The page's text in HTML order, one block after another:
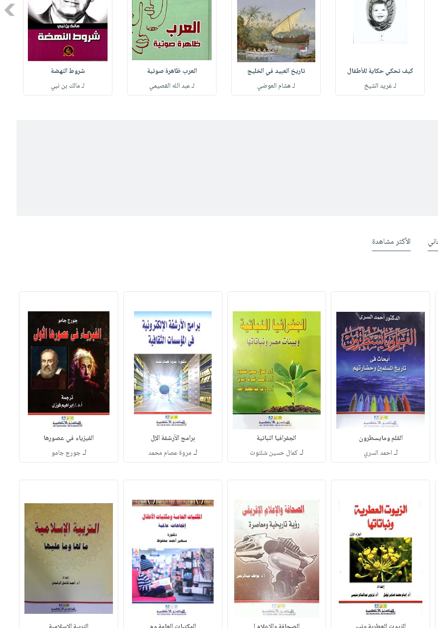
كيف تحكي حكاية للأطفال
لـ غريد الشيخ
تاريخ العبيد في الخليج
لـ هشام العوضي
العرب ظاهرة صوتية
لـ عبد الله القصيمي
شروط النهضة
لـ مالك بن نبي
الأكثر مشاهدة
القلم ومايسطرون
لـ احمد السري
الجفرافيا النباتية
لـكمال حسين شلتوت
برامج الأرشفة الإل
لـ مروة عصام محمد
الفيزياء في عصورها
لـجورج جامو